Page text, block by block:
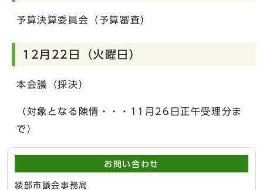
予算決算委員会（予算審査）
12月22日（火曜日）
本会議（採決）
（対象となる陳情・・・11月26日正午受理分ま
で）
お問い合わせ
綾部市議会事務局